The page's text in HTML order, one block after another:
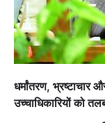
धर्मांतरण, भ्रष्टाचार
उच्चाधिकारियों को